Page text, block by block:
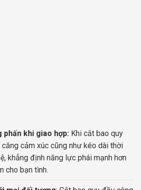
phấn khi giao hợp: Khi cắt bao quy
cảm xúc cũng như kéo dài thời
khẳng định năng lực phái mạnh hơn
cho bạn tình.